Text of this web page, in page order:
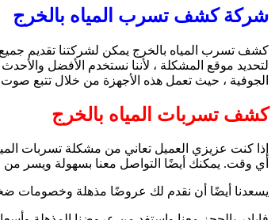
شركة كشف تسرب المياه بالخرج
كشف تسرب المياه بالخرج يمكن لشركتنا تقديم
لتحديد موقع المشكلة ، لأننا نستخدم الأفضل
الجوفية ، حيث تعمل هذه الأجهزة من خلال تتبع
كشف تسربات المياه بالخرج
أي وقت. يمكنك أيضًا التواصل معنا بسهولة ويسر من
يسعدنا أيضًا أن نقدم لك عروضًا مذهلة وخصومات